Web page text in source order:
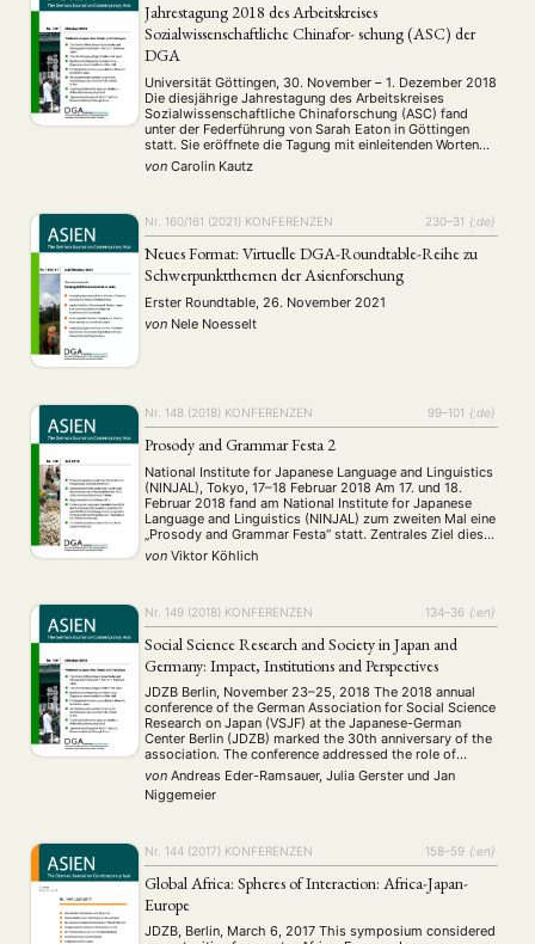
NEWS ASIEN ARBEITSKREISE
Jahrestagung 2018 des Arbeitskreises
Sozialwissenschaftliche Chinafor- schung (ASC) der
DGA
Universität Göttingen, 30. November – 1. Dezember 2018
Die diesjährige Jahrestagung des Arbeitskreises
Sozialwissenschaftliche Chinaforschung (ASC) fand
unter der Federführung von Sarah Eaton in Göttingen
statt. Sie eröffnete die Tagung mit einleitenden Worten
und übergab dann an Daniel Koss (Academia Sinica und
Harvard University), der unter dem Titel „China’s
von Carolin Kautz
Nr. 160/161 (2021) KONFERENZEN 230–31 {:de}
Neues Format: Virtuelle DGA-Roundtable-Reihe zu
Schwerpunktthemen der Asienforschung
Erster Roundtable, 26. November 2021
von Nele Noesselt
Nr. 148 (2018) KONFERENZEN 99–101 {:de}
Prosody and Grammar Festa 2
National Institute for Japanese Language and Linguistics
(NINJAL), Tokyo, 17–18 Februar 2018 Am 17. und 18.
Februar 2018 fand am National Institute for Japanese
Language and Linguistics (NINJAL) zum zweiten Mal eine
„Prosody and Grammar Festa“ statt. Zentrales Ziel dieser
Konferenz war die Präsentation neuer Ergebnisse des
hausinternen Projektes „Japanische Prosodie und
von Viktor Köhlich
Nr. 149 (2018) KONFERENZEN 134–36 {:en}
Social Science Research and Society in Japan and
Germany: Impact, Institutions and Perspectives
JDZB Berlin, November 23–25, 2018 The 2018 annual
conference of the German Association for Social Science
Research on Japan (VSJF) at the Japanese-German
Center Berlin (JDZB) marked the 30th anniversary of the
association. The conference addressed the role of
researchers in society, science communication, and new
possibilities for generating knowledge on Japan. In their
welcome …
von Andreas Eder-Ramsauer, Julia Gerster und Jan
Niggemeier
Nr. 144 (2017) KONFERENZEN 158–59 {:en}
Global Africa: Spheres of Interaction: Africa-Japan-
Europe
JDZB, Berlin, March 6, 2017 This symposium considered